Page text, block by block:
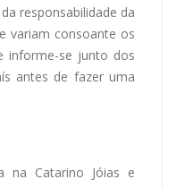
responsabilidade da
variam consoante os
informe-se junto dos
antes de fazer uma
na Catarino Jóias e